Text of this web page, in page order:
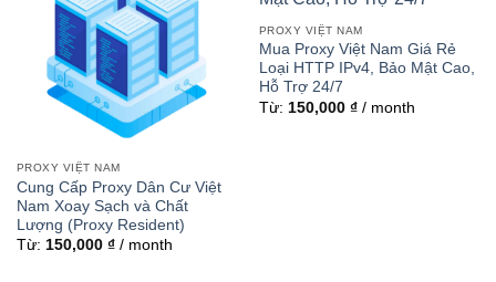
PROXY VIỆT NAM
Cung Cấp Proxy Dân Cư Việt
Nam Xoay Sạch và Chất
Lượng (Proxy Resident)
Từ: 150,000 ₫ / month
PROXY VIỆT NAM
Mua Proxy Việt Nam Giá Rẻ
Loại HTTP IPv4, Bảo Mật Cao,
Hỗ Trợ 24/7
Từ: 150,000 ₫ / month